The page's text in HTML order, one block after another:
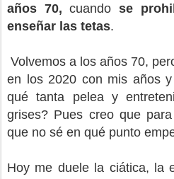
años 70, cuandose
enseñar las tetas.
Volvemos a los años 70,
en los 2020 con mis años
qué tanta pelea y
grises? Pues creo que
que no sé en qué punto
Hoy me duele la ciática, la